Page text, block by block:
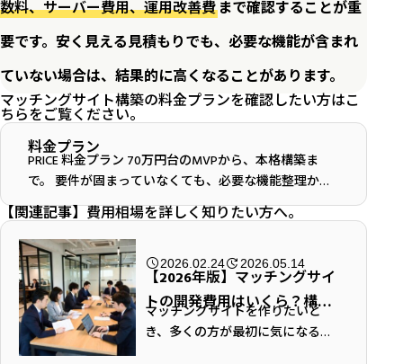
数料、サーバー費用、運用改善費 まで確認することが重
要です。安く見える見積もりでも、必要な機能が含まれ
ていない場合は、結果的に高くなることがあります。
マッチングサイト構築の料金プランを確認したい方はこ
ちらをご覧ください。
料金プラン
PRICE 料金プラン 70万円台のMVPから、本格構築ま
で。 要件が固まっていなくても、必要な機能整理から
ご相談いただけます。 相談する（無料） よく選ばれて
います パッケージ買い切りプラン 一...
【関連記事】 費用相場を詳しく知りたい方へ。
2026.02.24 2026.05.14
【2026年版】マッチングサイ
トの開発費用はいくら？構築
方法・機能別の相場を徹底解
マッチングサイトを作りたいと
き、多くの方が最初に気になるの